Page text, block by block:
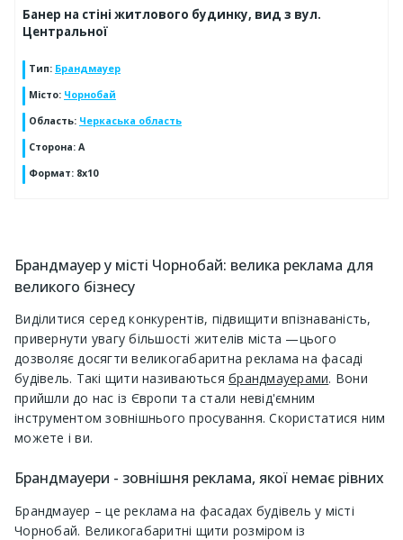
Банер на стіні житлового будинку, вид з вул.
Центральної
Тип: Брандмауер
Місто: Чорнобай
Область: Черкаська область
Сторона: А
Формат: 8х10
Брандмауер у місті Чорнобай: велика реклама для
великого бізнесу
Виділитися серед конкурентів, підвищити впізнаваність,
привернути увагу більшості жителів міста —цього
дозволяє досягти великогабаритна реклама на фасаді
будівель. Такі щити називаються брандмауерами. Вони
прийшли до нас із Європи та стали невід'ємним
інструментом зовнішнього просування. Скористатися ним
можете і ви.
Брандмауери - зовнішня реклама, якої немає рівних
Брандмауер – це реклама на фасадах будівель у місті
Чорнобай. Великогабаритні щити розміром із